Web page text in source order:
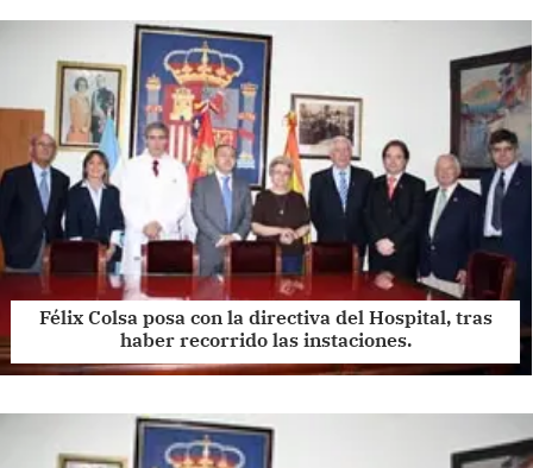
Félix Colsa posa con la directiva del Hospital, tras
haber recorrido las instaciones.